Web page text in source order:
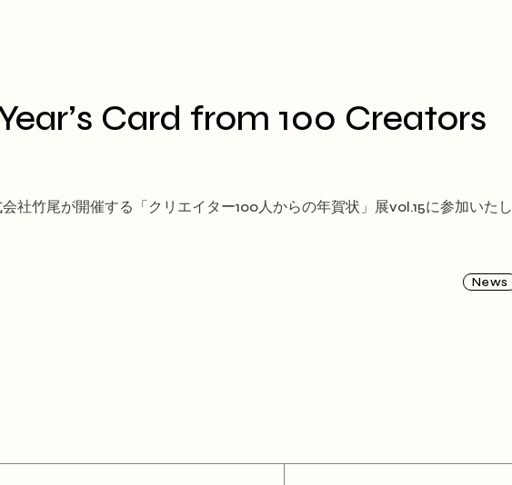
Card from 100 Creators
社竹尾が開催する「クリエイター100人からの年賀状」展vol.15に参加いたし
News